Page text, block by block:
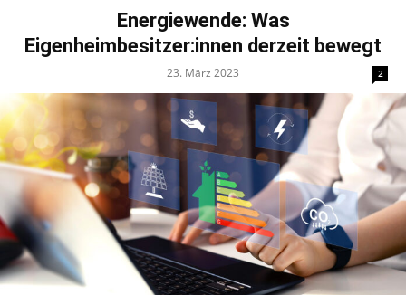
Energiewende: Was
Eigenheimbesitzer:innen derzeit bewegt
23. März 2023 2